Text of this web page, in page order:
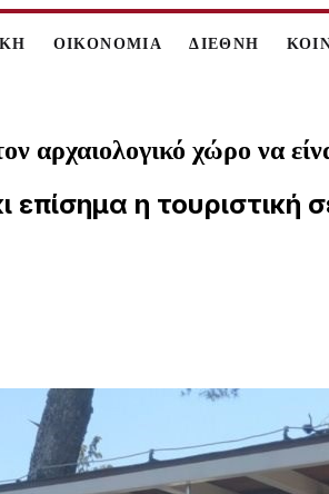
ΟΙΚΟΝΟΜΙΑ ΔΙΕΘΝΗ
αρχαιολογικό χώρο να
επίσημα η